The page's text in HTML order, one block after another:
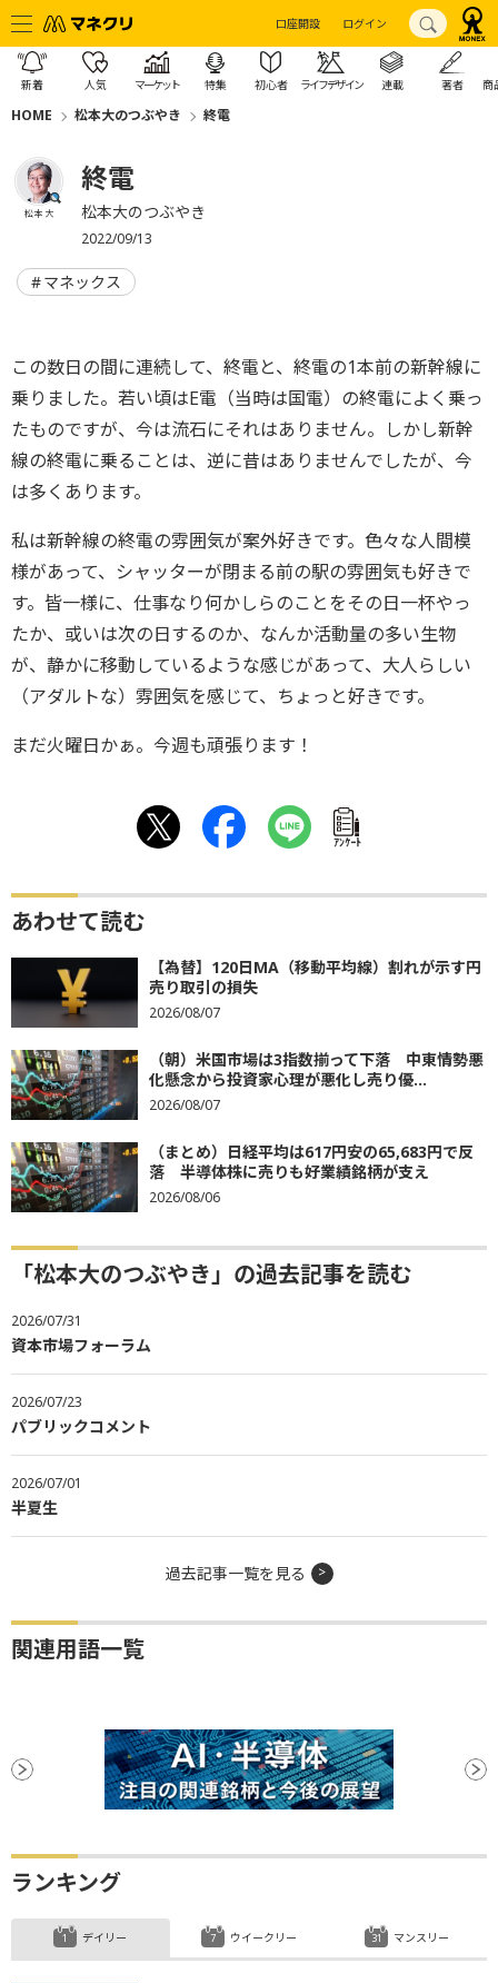
口座開設 ログイン
新着 人気 マーケット 特集 初心者 ライフデザイン 連載 著者 商
HOME 松本大のつぶやき 終電
松本 大
終電
松本大のつぶやき
2022/09/13
マネックス
この数日の間に連続して、終電と、終電の1本前の新幹線に
乗りました。若い頃はE電（当時は国電）の終電によく乗っ
たものですが、今は流石にそれはありません。しかし新幹
線の終電に乗ることは、逆に昔はありませんでしたが、今
は多くあります。
私は新幹線の終電の雰囲気が案外好きです。色々な人間模
様があって、シャッターが閉まる前の駅の雰囲気も好きで
す。皆一様に、仕事なり何かしらのことをその日一杯やっ
たか、或いは次の日するのか、なんか活動量の多い生物
が、静かに移動しているような感じがあって、大人らしい
（アダルトな）雰囲気を感じて、ちょっと好きです。
まだ火曜日かぁ。今週も頑張ります！
ｱﾝｹｰﾄ
あわせて読む
【為替】120日MA（移動平均線）割れが示す円
売り取引の損失
2026/08/07
（朝）米国市場は3指数揃って下落 中東情勢悪
化懸念から投資家心理が悪化し売り優...
2026/08/07
（まとめ）日経平均は617円安の65,683円で反
落 半導体株に売りも好業績銘柄が支え
2026/08/06
「松本大のつぶやき」の過去記事を読む
2026/07/31
資本市場フォーラム
2026/07/23
パブリックコメント
2026/07/01
半夏生
過去記事一覧を見る
関連用語一覧
ランキング
デイリー ウイークリー マンスリー